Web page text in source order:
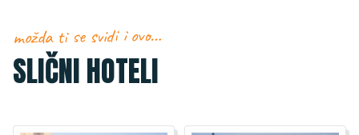
možda ti se svidi i ovo…
SLIČNI HOTELI